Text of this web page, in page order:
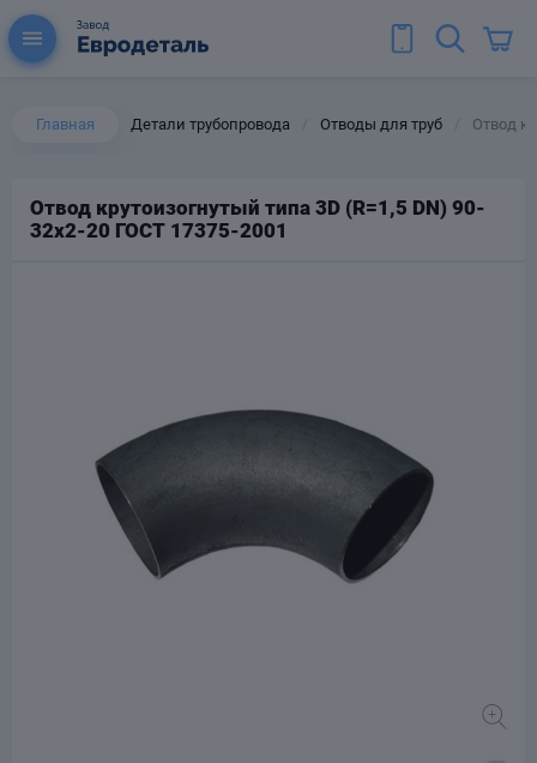
Главная Детали трубопровода Отводы для труб Отвод
Отвод крутоизогнутый типа 3D (R=1,5 DN) 90-
32х2-20 ГОСТ 17375-2001
для труб